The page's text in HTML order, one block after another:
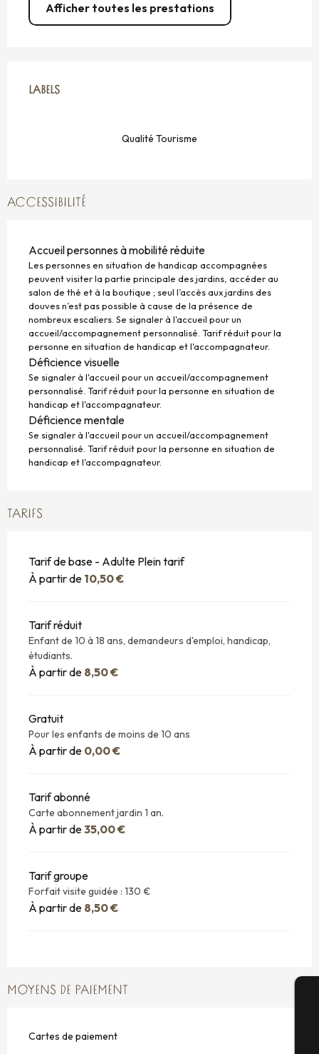
Afficher toutes les prestations
LABELS
LABELS
Qualité Tourisme
ACCESSIBILITÉ
Accueil personnes à mobilité réduite
Les personnes en situation de handicap accompagnées
peuvent visiter la partie principale des jardins, accéder au
salon de thé et à la boutique ; seul l’accès aux jardins des
douves n’est pas possible à cause de la présence de
nombreux escaliers. Se signaler à l'accueil pour un
accueil/accompagnement personnalisé. Tarif réduit pour la
personne en situation de handicap et l'accompagnateur.
Déficience visuelle
Se signaler à l'accueil pour un accueil/accompagnement
personnalisé. Tarif réduit pour la personne en situation de
handicap et l'accompagnateur.
Déficience mentale
Se signaler à l'accueil pour un accueil/accompagnement
personnalisé. Tarif réduit pour la personne en situation de
handicap et l'accompagnateur.
TARIFS
Tarif de base - Adulte Plein tarif
À partir de 10,50 €
Tarif réduit
Enfant de 10 à 18 ans, demandeurs d'emploi, handicap,
étudiants.
À partir de 8,50 €
Gratuit
Pour les enfants de moins de 10 ans
À partir de 0,00 €
Tarif abonné
Carte abonnement jardin 1 an.
À partir de35,00 €
Tarif groupe
Forfait visite guidée : 130 €
À partir de 8,50 €
MOYENS DE PAIEMENT
Cartes de paiement